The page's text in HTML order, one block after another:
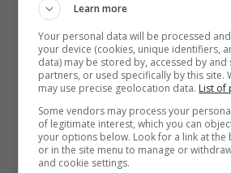
Rispettare i tempi del cane. (Foto Canva-
Learn more
Your personal data will be processed
your device (cookies, unique identifiers,
data) may be stored by, accessed by and
partners, or used specifically by this site.
may use precise geolocation data. List of
Some vendors may process your
of legitimate interest, which you can
your options below. Look for a link at
or in the site menu to manage or
and cookie settings.